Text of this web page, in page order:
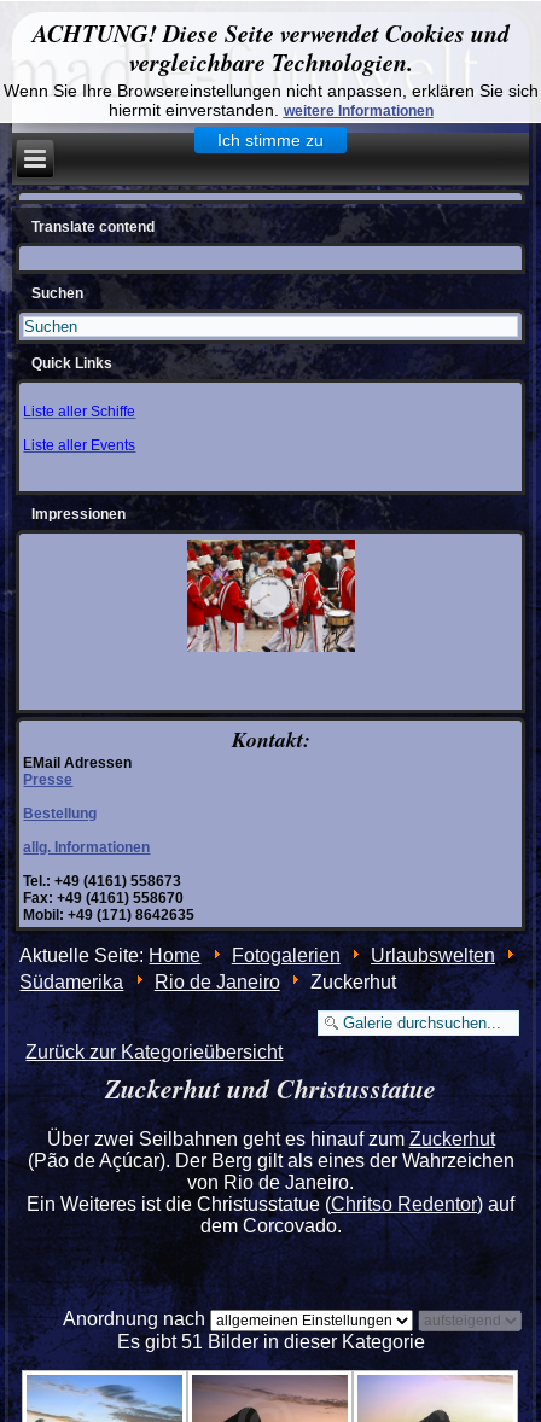
ACHTUNG! Diese Seite verwendet Cookies und
vergleichbare Technologien.
Wenn Sie Ihre Browsereinstellungen nicht anpassen, erklären Sie sich
hiermit einverstanden.
weitere Informationen
Ich stimme zu
Translate contend
Suchen
Quick Links
Liste aller Schiffe
Liste aller Events
Impressionen
Kontakt:
EMail Adressen
Presse
Bestellung
allg. Informationen
Tel.: +49 (4161) 558673
Fax: +49 (4161) 558670
Mobil: +49 (171) 8642635
Aktuelle Seite:Home Fotogalerien
Urlaubswelten
Südamerika
Rio de Janeiro Zuckerhut
Zurück zur Kategorieübersicht
Zuckerhut und Christusstatue
Über zwei Seilbahnen geht es hinauf zumZuckerhut
(Pão de Açúcar). Der Berg gilt als eines der Wahrzeichen
von Rio de Janeiro.
Ein Weiteres ist die Christusstatue (Chritso Redentor) auf
dem Corcovado.
Anordnung nach
Es gibt 51 Bilder in dieser Kategorie